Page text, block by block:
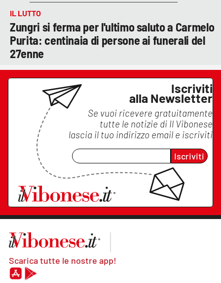
IL LUTTO
Zungri si ferma per l'ultimo saluto a Carmelo
Purita: centinaia di persone ai funerali del
27enne
Iscriviti
alla Newsletter
Se vuoi ricevere gratuitamente
tutte le notizie di Il Vibonese
lascia il tuo indirizzo email e iscriviti
Iscriviti
Scarica tutte le nostre app!